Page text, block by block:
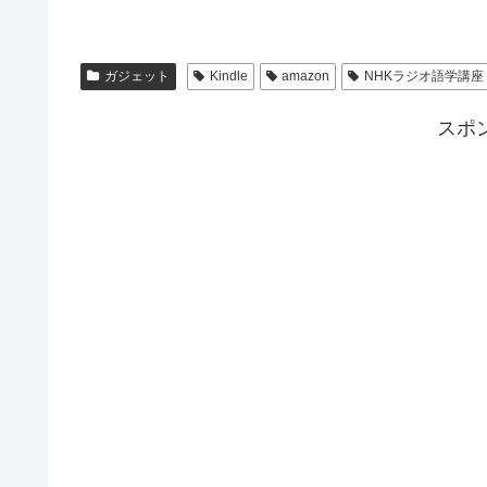
ガジェット Kindle amazon NHKラジオ語学講座
スポ